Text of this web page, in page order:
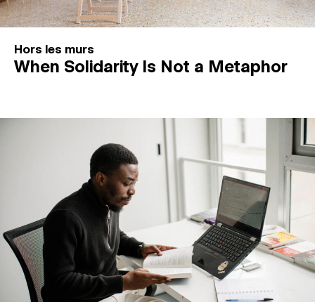
Hors les murs
When Solidarity Is Not a Metaphor